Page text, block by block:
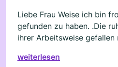
Liebe Frau Weise ich bin
gefunden zu haben. .Die
ihrer Arbeitsweise gefallen
weiterlesen